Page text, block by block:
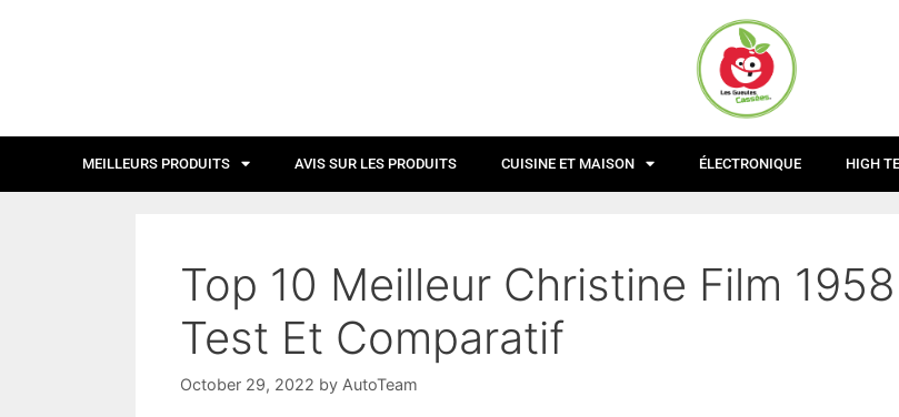
MEILLEURS PRODUITS AVIS SUR LES PRODUITS CUISINE ET MAISON ÉLECTRONIQUE HIGH
Top 10 Meilleur Christine Film 1958
Test Et Comparatif
October 29, 2022 by AutoTeam